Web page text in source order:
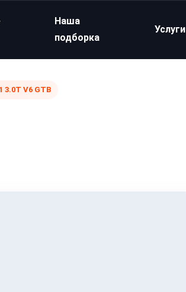
Наша
подборка
Услуги
3.0T V6 GTB